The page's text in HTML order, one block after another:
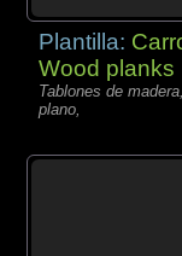
Plantilla:
Wood planks
Tablones de
plano,